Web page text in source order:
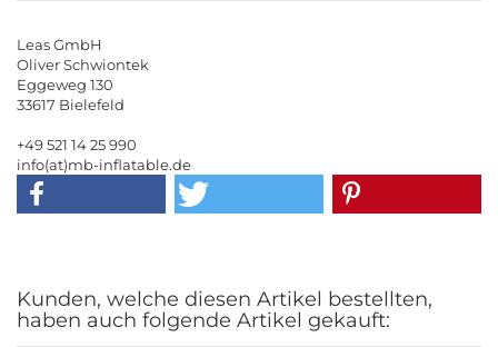
Leas GmbH
Oliver Schwiontek
Eggeweg 130
33617 Bielefeld
+49 521 14 25 990
info(at)mb-inflatable.de
Kunden, welche diesen Artikel bestellten,
haben auch folgende Artikel gekauft: